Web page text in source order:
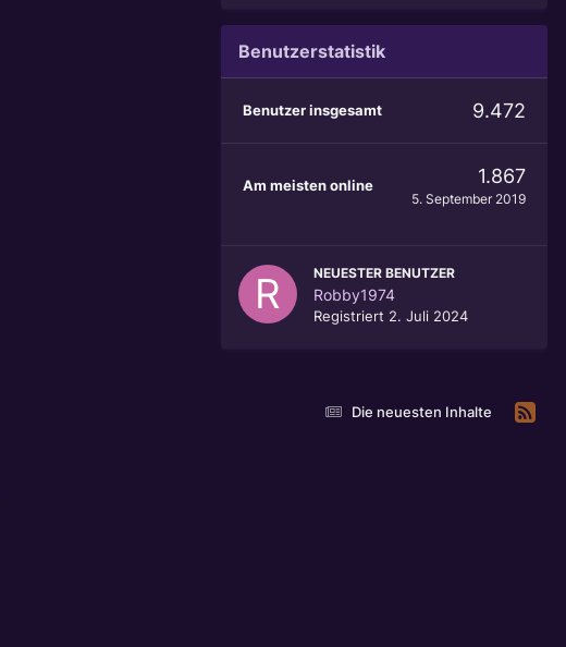
Benutzerstatistik
Benutzer insgesamt 9.472
Am meisten online 1.867
5. September 2019
NEUESTER BENUTZER
Robby1974
Registriert 2. Juli 2024
Die neuesten Inhalte